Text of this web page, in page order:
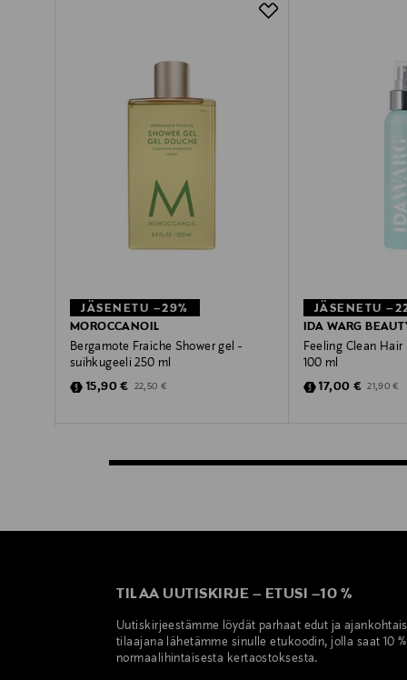
JÄSENETU –29%
MOROCCANOIL
Bergamote Fraiche Shower gel -
suihkugeeli 250 ml
Discounted Price
15,90 € Original Price
22,50 €
JÄSENETU
IDA WARG
Feeling Clean
100 ml
Discounted Price
17,00 € Original
21,90 €
TILAA UUTISKIRJE – ETUSI –10 %
Uutiskirjeestämme löydät parhaat edut ja
tilaajana lähetämme sinulle etukoodin, jolla saat 10
normaalihintaisesta kertaostoksesta.